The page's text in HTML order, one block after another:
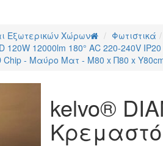
Εξωτερικών Χώρων
Φωτιστικά
12000lm 180° AC 220-240V
Chip - Μαύρο Ματ - Μ80 x Π80 x
kelvo®